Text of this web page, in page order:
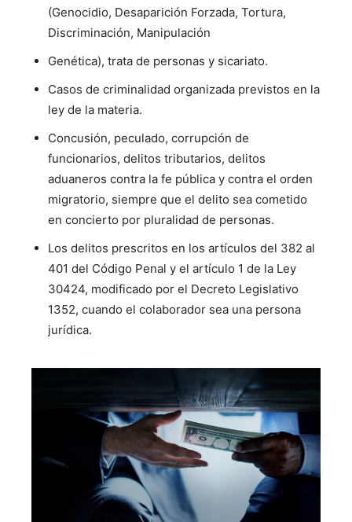
(Genocidio, Desaparición Forzada, Tortura,
Discriminación, Manipulación
Genética), trata de personas y sicariato.
Casos de criminalidad organizada previstos en la
ley de la materia.
Concusión, peculado, corrupción de
funcionarios, delitos tributarios, delitos
aduaneros contra la fe pública y contra el orden
migratorio, siempre que el delito sea cometido
en concierto por pluralidad de personas.
Los delitos prescritos en los artículos del 382 al
401 del Código Penal y el artículo 1 de la Ley
30424, modificado por el Decreto Legislativo
1352, cuando el colaborador sea una persona
jurídica.